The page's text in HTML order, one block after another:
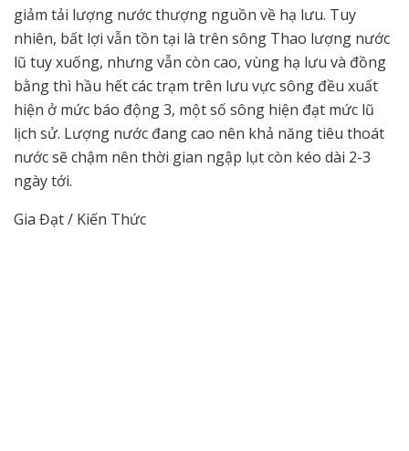
giảm tải lượng nước thượng nguồn về hạ lưu. Tuy
nhiên, bất lợi vẫn tồn tại là trên sông Thao lượng nước
lũ tuy xuống, nhưng vẫn còn cao, vùng hạ lưu và đồng
bằng thì hầu hết các trạm trên lưu vực sông đều xuất
hiện ở mức báo động 3, một số sông hiện đạt mức lũ
lịch sử. Lượng nước đang cao nên khả năng tiêu thoát
nước sẽ chậm nên thời gian ngập lụt còn kéo dài 2-3
ngày tới.
Gia Đạt / Kiến Thức